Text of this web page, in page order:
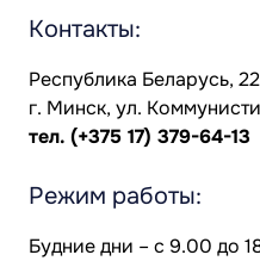
Контакты:
Республика Беларусь,
г. Минск, ул.
тел. (+375 17) 379-64-13
Режим работы:
Будние дни – с 9.00 до